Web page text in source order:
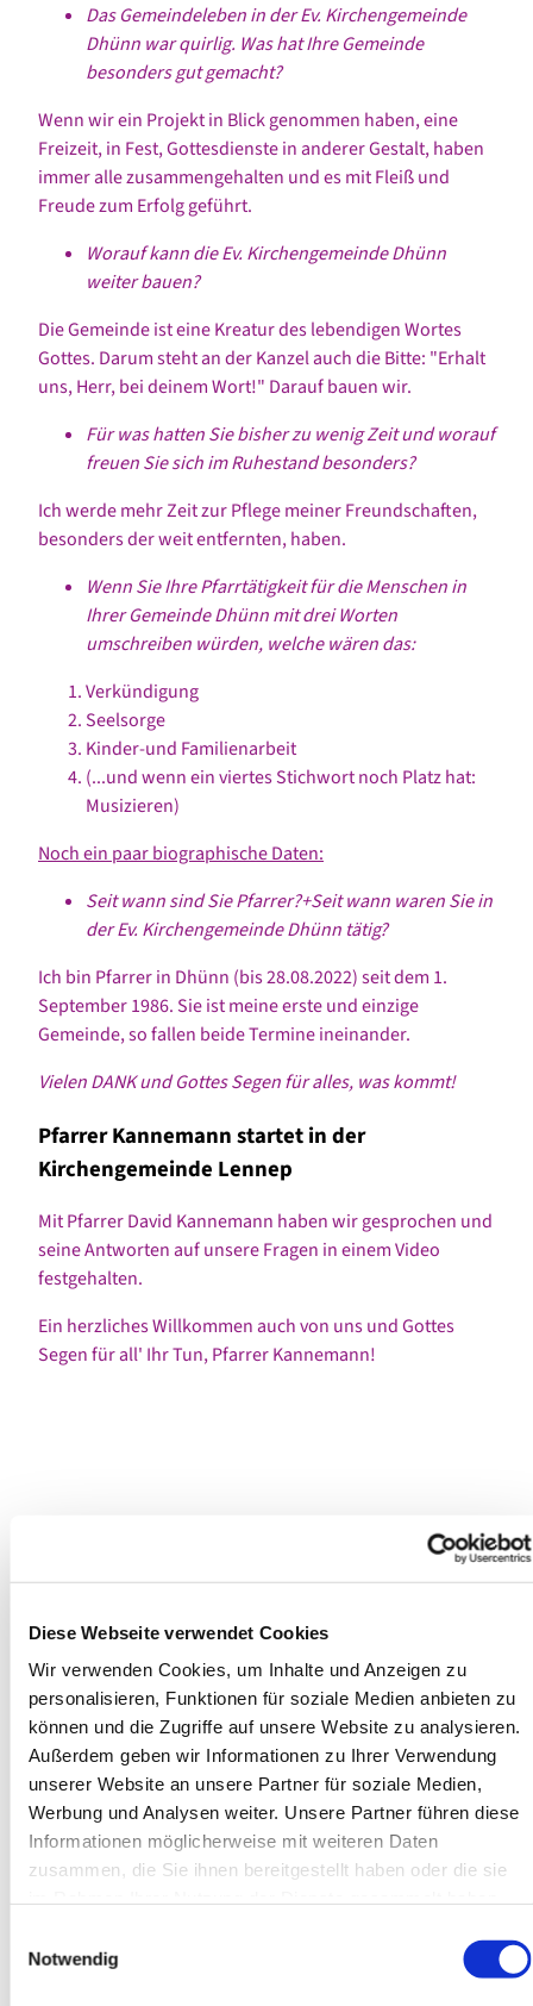
Diese Webseite verwendet Cookies
Wir verwenden Cookies, um Inhalte und Anzeigen zu
personalisieren, Funktionen für soziale Medien anbieten zu
können und die Zugriffe auf unsere Website zu analysieren.
Außerdem geben wir Informationen zu Ihrer Verwendung
unserer Website an unsere Partner für soziale Medien,
Werbung und Analysen weiter. Unsere Partner führen diese
Informationen möglicherweise mit weiteren Daten
zusammen, die Sie ihnen bereitgestellt haben oder die sie
Notwendig
Das Gemeindeleben in der Ev. Kirchengemeinde
Dhünn war quirlig. Was hat Ihre Gemeinde
besonders gut gemacht?
Wenn wir ein Projekt in Blick genommen haben, eine
Freizeit, in Fest, Gottesdienste in anderer Gestalt, haben
immer alle zusammengehalten und es mit Fleiß und
Freude zum Erfolg geführt.
Worauf kann die Ev. Kirchengemeinde Dhünn
weiter bauen?
Die Gemeinde ist eine Kreatur des lebendigen Wortes
Gottes. Darum steht an der Kanzel auch die Bitte: "Erhalt
uns, Herr, bei deinem Wort!" Darauf bauen wir.
Für was hatten Sie bisher zu wenig Zeit und worauf
freuen Sie sich im Ruhestand besonders?
Ich werde mehr Zeit zur Pflege meiner Freundschaften,
besonders der weit entfernten, haben.
Wenn Sie Ihre Pfarrtätigkeit für die Menschen in
Ihrer Gemeinde Dhünn mit drei Worten
umschreiben würden, welche wären das:
Verkündigung
Seelsorge
Kinder-und Familienarbeit
(...und wenn ein viertes Stichwort noch Platz hat:
Musizieren)
Noch ein paar biographische Daten:
Seit wann sind Sie Pfarrer?+Seit wann waren Sie in
der Ev. Kirchengemeinde Dhünn tätig?
Ich bin Pfarrer in Dhünn (bis 28.08.2022) seit dem 1.
September 1986. Sie ist meine erste und einzige
Gemeinde, so fallen beide Termine ineinander.
Vielen DANK und Gottes Segen für alles, was kommt!
Pfarrer Kannemann startet in der
Kirchengemeinde Lennep
Mit Pfarrer David Kannemann haben wir gesprochen und
seine Antworten auf unsere Fragen in einem Video
festgehalten.
Ein herzliches Willkommen auch von uns und Gottes
Segen für all' Ihr Tun, Pfarrer Kannemann!